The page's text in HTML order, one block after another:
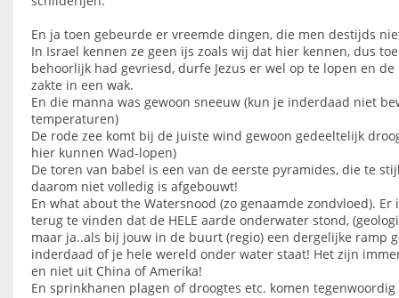
En ja toen gebeurde er vreemde dingen, die men destijds
In Israel kennen ze geen ijs zoals wij dat hier kennen, dus
behoorlijk had gevriesd, durfe Jezus er wel op te lopen en
zakte in een wak.
En die manna was gewoon sneeuw (kun je inderdaad niet
temperaturen)
De rode zee komt bij de juiste wind gewoon gedeeltelijk
hier kunnen Wad-lopen)
De toren van babel is een van de eerste pyramides, die te
daarom niet volledig is afgebouwt!
En what about the Watersnood (zo genaamde zondvloed).
terug te vinden dat de HELE aarde onderwater stond,
maar ja..als bij jouw in de buurt (regio) een dergelijke ramp
inderdaad of je hele wereld onder water staat! Het zijn
en niet uit China of Amerika!
En sprinkhanen plagen of droogtes etc. komen tegenwoordig